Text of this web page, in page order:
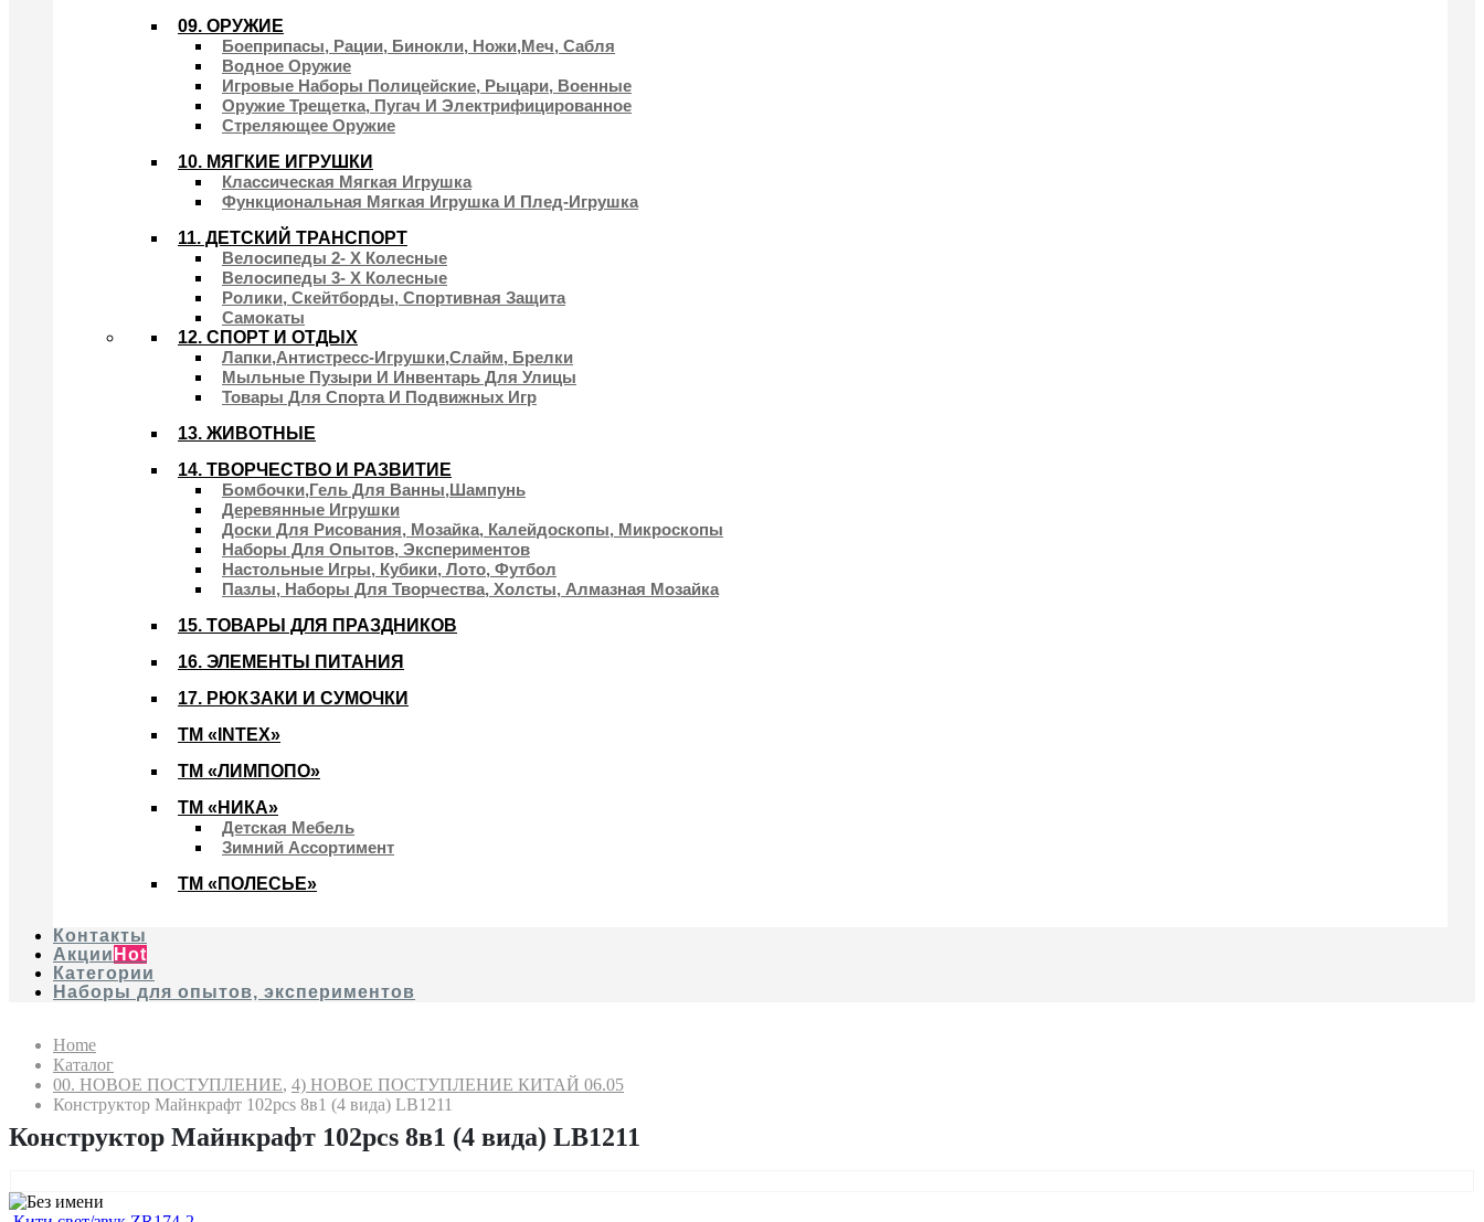
09. ОРУЖИЕ
Боеприпасы, Рации, Бинокли, Ножи,меч, Сабля
Водное Оружие
Игровые Наборы Полицейские, Рыцари, Военные
Оружие Трещетка, Пугач И Электрифицированное
Стреляющее Оружие
10. МЯГКИЕ ИГРУШКИ
Классическая Мягкая Игрушка
Функциональная Мягкая Игрушка И Плед-Игрушка
11. ДЕТСКИЙ ТРАНСПОРТ
Велосипеды 2- Х Колесные
Велосипеды 3- Х Колесные
Ролики, Скейтборды, Спортивная Защита
Самокаты
12. СПОРТ И ОТДЫХ
Лапки,антистресс-Игрушки,слайм, Брелки
Мыльные Пузыри И Инвентарь Для Улицы
Товары Для Спорта И Подвижных Игр
13. ЖИВОТНЫЕ
14. ТВОРЧЕСТВО И РАЗВИТИЕ
Бомбочки,гель Для Ванны,шампунь
Деревянные Игрушки
Доски Для Рисования, Мозайка, Калейдоскопы, Микроскопы
Наборы Для Опытов, Экспериментов
Настольные Игры, Кубики, Лото, Футбол
Пазлы, Наборы Для Творчества, Холсты, Алмазная Мозайка
15. ТОВАРЫ ДЛЯ ПРАЗДНИКОВ
16. ЭЛЕМЕНТЫ ПИТАНИЯ
17. РЮКЗАКИ И СУМОЧКИ
ТМ «INTEX»
ТМ «ЛИМПОПО»
ТМ «НИКА»
Детская Мебель
Зимний Ассортимент
ТМ «ПОЛЕСЬЕ»
Контакты
Акции Hot
Категории
Наборы для опытов, экспериментов
Home
Каталог
00. HОВОЕ ПОСТУПЛЕНИЕ, 4) НОВОЕ ПОСТУПЛЕНИЕ КИТАЙ 06.05
Конструктор Майнкрафт 102pcs 8в1 (4 вида) LB1211
Конструктор Майнкрафт 102pcs 8в1 (4 вида) LB1211